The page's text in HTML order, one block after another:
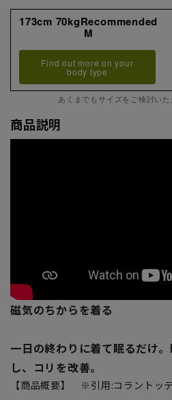
173cm 70kgRecommended
M
Find out more on your
body type
あくまでもサイズをご検討いた
商品説明
磁気のちからを着る
一日の終わりに着て眠るだけ
し、コリを改善。
【商品概要】 ※引用:コラントッ